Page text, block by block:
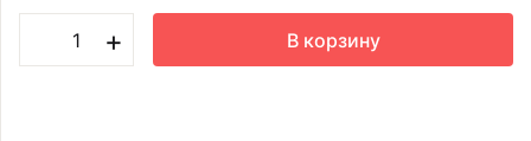
+ В корзину